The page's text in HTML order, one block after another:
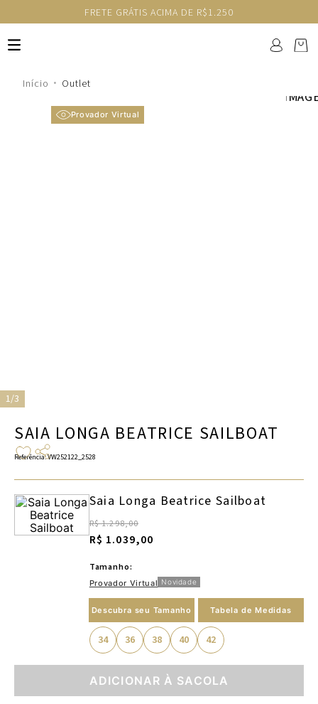
FRETE GRÁTIS ACIMA DE R$1.250
Outlet
Provador Virtual
1/3
SAIA LONGA BEATRICE SAILBOAT
Referência:VW252122_2528
Saia Longa Beatrice Sailboat
R$ 1.298,00
R$ 1.039,00
Tamanho:
Provador Virtual Novidade
Descubra seu Tamanho Tabela de Medidas
34 36 38 40 42
ADICIONAR À SACOLA